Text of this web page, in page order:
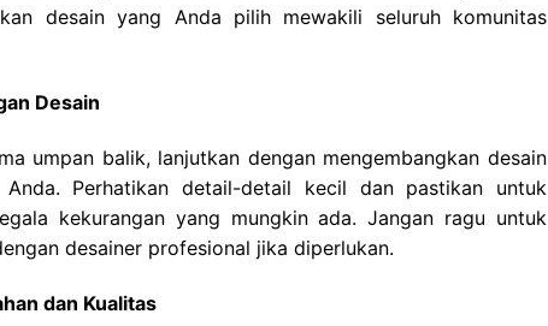
desain yang Anda pilih mewakili seluruh komunitas
Desain
umpan balik, lanjutkan dengan mengembangkan desain
Anda. Perhatikan detail-detail kecil dan pastikan untuk
kekurangan yang mungkin ada. Jangan ragu untuk
desainer profesional jika diperlukan.
dan Kualitas